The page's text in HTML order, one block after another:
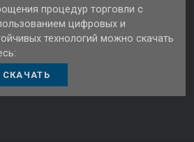
процедур торговли с
цифровых и
технологий можно скачать
СКАЧАТЬ